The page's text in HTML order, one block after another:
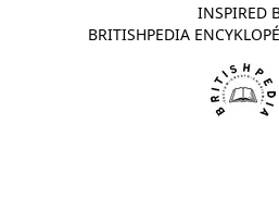
INSPIRED
BRITISHPEDIA